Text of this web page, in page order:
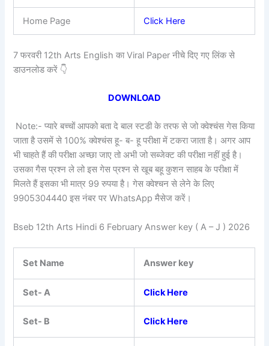
Home Page Click Here
7 फरवरी 12th Arts English का Viral Paper नीचे दिए गए लिंक से
डाउनलोड करें 👇
DOWNLOAD
Note:- प्यारे बच्चों आपको बता दे बाल स्टडी के तरफ से जो क्वेश्चंस गेस किया
जाता है उसमें से 100% क्वेश्चंस हू- ब- हू परीक्षा में टकरा जाता है। अगर आप
भी चाहते हैं की परीक्षा अच्छा जाए तो अभी जो सब्जेक्ट की परीक्षा नहीं हुई है।
उसका गैस प्रश्न ले लो इस गेस प्रश्न से खूब बहू कुशन साहब के परीक्षा में
मिलते हैं इसका भी मात्र 99 रुपया है। गेस क्वेश्चन से लेने के लिए
9905304440 इस नंबर पर WhatsApp मैसेज करें।
Bseb 12th Arts Hindi 6 February Answer key ( A – J ) 2026
Set Name Answer key
Set- A Click Here
Set- B Click Here